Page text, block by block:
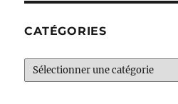
CATÉGORIES
Catégories